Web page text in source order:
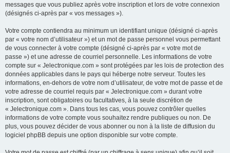
messages que vous publiez après votre inscription et lors de votre connexion
(désignés ci-après par « vos messages »).
Votre compte contiendra au minimum un identifiant unique (désigné ci-après
par « votre nom d’utilisateur ») et un mot de passe personnel vous permettant
de vous connecter à votre compte (désigné ci-après par « votre mot de
passe ») et une adresse de courriel personnelle. Les informations de votre
compte sur « Jelectronique.com » sont protégées par les lois de protection des
données applicables dans le pays qui héberge notre serveur. Toutes les
informations, en-dehors de votre nom d’utilisateur, de votre mot de passe et de
votre adresse de courriel requis par « Jelectronique.com » durant votre
inscription, sont obligatoires ou facultatives, à la seule discrétion de
« Jelectronique.com ». Dans tous les cas, vous pouvez contrôler quelles
informations de votre compte vous souhaitez rendre publiques ou non. De
plus, vous pouvez décider de vous abonner ou non à la liste de diffusion du
logiciel phpBB depuis une option disponible sur votre compte.